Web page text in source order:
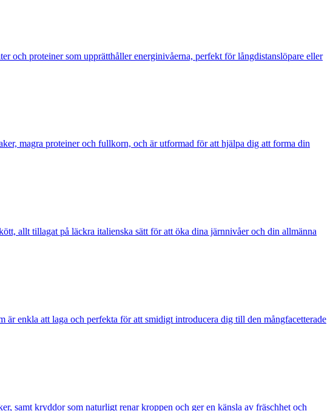
och proteiner som upprätthåller energinivåerna, perfekt för långdistanslöpare eller
magra proteiner och fullkorn, och är utformad för att hjälpa dig att forma din
allt tillagat på läckra italienska sätt för att öka dina järnnivåer och din allmänna
enkla att laga och perfekta för att smidigt introducera dig till den mångfacetterade
samt kryddor som naturligt renar kroppen och ger en känsla av fräschhet och